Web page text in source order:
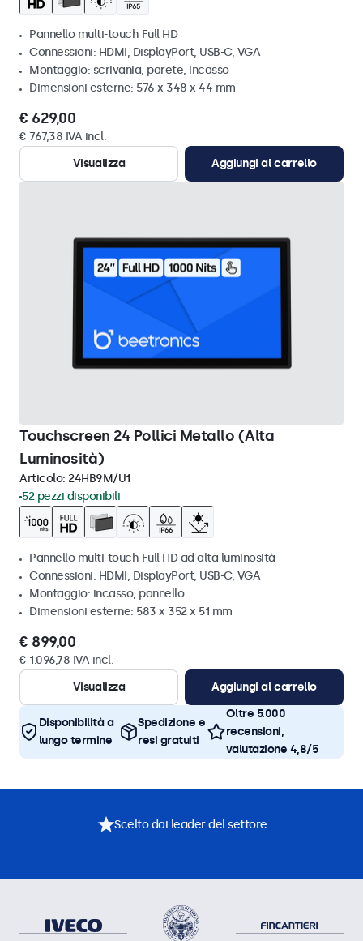
Pannello multi-touch Full HD
Connessioni: HDMI, DisplayPort, USB-C, VGA
Montaggio: scrivania, parete, incasso
Dimensioni esterne: 576 x 348 x 44 mm
€ 629,00
€ 767,38 IVA incl.
Visualizza
Aggiungi al carrello
Touchscreen 24 Pollici Metallo (Alta
Luminosità)
Articolo: 24HB9M/U1
52 pezzi disponibili
Pannello multi-touch Full HD ad alta luminosità
Connessioni: HDMI, DisplayPort, USB-C, VGA
Montaggio: incasso, pannello
Dimensioni esterne: 583 x 352 x 51 mm
€ 899,00
€ 1.096,78 IVA incl.
Visualizza
Aggiungi al carrello
Disponibilità a
lungo termine
Spedizione e
resi gratuiti
Oltre 5.000
recensioni,
valutazione 4,8/5
Scelto dai leader del settore